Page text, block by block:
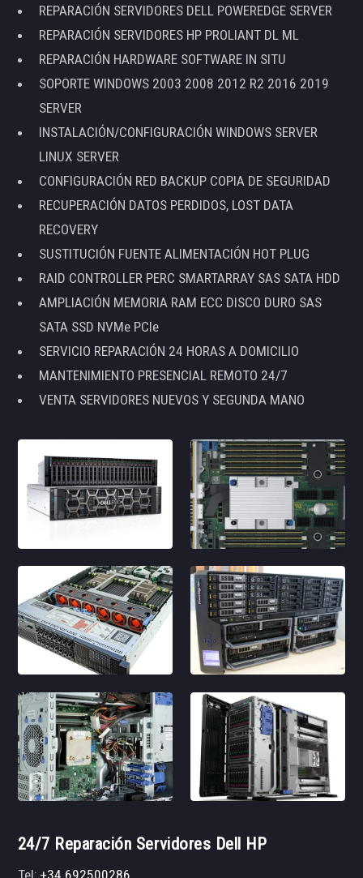
REPARACIÓN SERVIDORES DELL POWEREDGE SERVER
REPARACIÓN SERVIDORES HP PROLIANT DL ML
REPARACIÓN HARDWARE SOFTWARE IN SITU
SOPORTE WINDOWS 2003 2008 2012 R2 2016 2019
SERVER
INSTALACIÓN/CONFIGURACIÓN WINDOWS SERVER
LINUX SERVER
CONFIGURACIÓN RED BACKUP COPIA DE SEGURIDAD
RECUPERACIÓN DATOS PERDIDOS, LOST DATA
RECOVERY
SUSTITUCIÓN FUENTE ALIMENTACIÓN HOT PLUG
RAID CONTROLLER PERC SMARTARRAY SAS SATA HDD
AMPLIACIÓN MEMORIA RAM ECC DISCO DURO SAS
SATA SSD NVMe PCIe
SERVICIO REPARACIÓN 24 HORAS A DOMICILIO
MANTENIMIENTO PRESENCIAL REMOTO 24/7
VENTA SERVIDORES NUEVOS Y SEGUNDA MANO
24/7 Reparación Servidores Dell HP
Tel:+34 692500286